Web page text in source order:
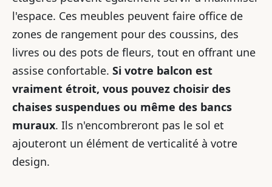
l'espace. Ces meubles peuvent faire office de
zones de rangement pour des coussins, des
livres ou des pots de fleurs, tout en offrant une
assise confortable. Si votre balcon est
vraiment étroit, vous pouvez choisir des
chaises suspendues ou même des bancs
muraux. Ils n'encombreront pas le sol et
ajouteront un élément de verticalité à votre
design.